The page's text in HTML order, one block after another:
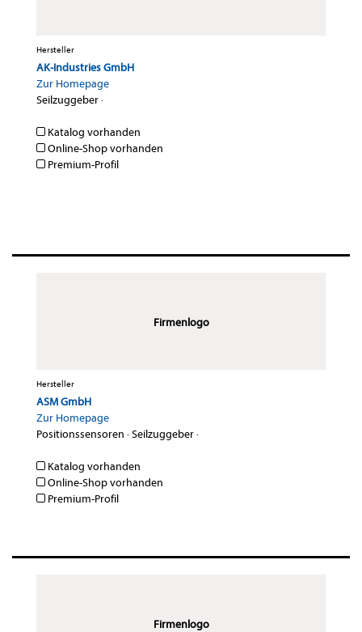
Hersteller
AK-Industries GmbH
Zur Homepage
Seilzuggeber·
Katalog vorhanden
Online-Shop vorhanden
Premium-Profil
Firmenlogo
Hersteller
ASM GmbH
Zur Homepage
Positionssensoren ·Seilzuggeber·
Katalog vorhanden
Online-Shop vorhanden
Premium-Profil
Firmenlogo